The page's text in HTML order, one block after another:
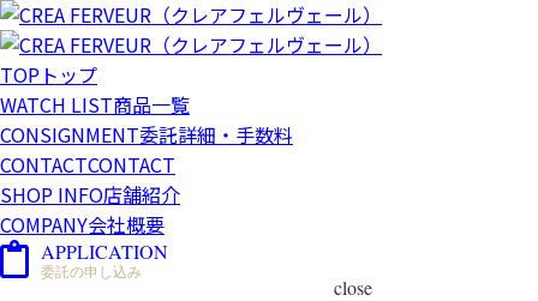
TOP トップ
WATCH LIST商品一覧
CONSIGNMENT委託詳細・手数料
CONTACTCONTACT
SHOP INFO店舗紹介
COMPANY会社概要
APPLICATION
委託の申し込み
close